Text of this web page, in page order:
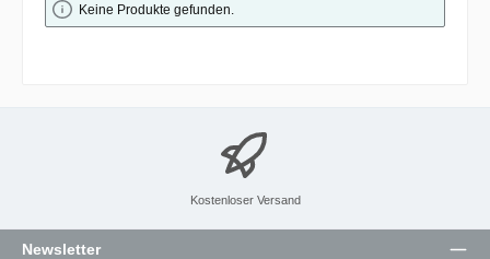
Keine Produkte gefunden.
Kostenloser Versand
Newsletter